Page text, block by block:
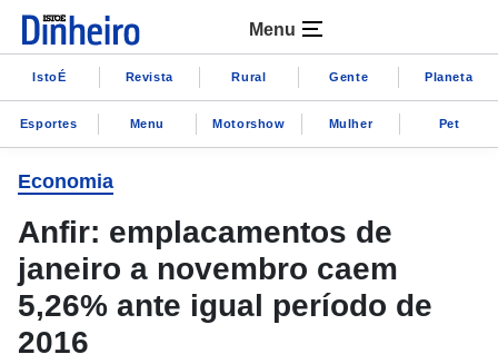
Menu
IstoÉ Revista Rural Gente Planeta
Esportes Menu Motorshow Mulher Pet
Economia
Anfir: emplacamentos de
janeiro a novembro caem
5,26% ante igual período de
2016